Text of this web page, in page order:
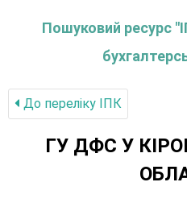
Пошуковий ресурс
До переліку IПК
ГУ ДФС У